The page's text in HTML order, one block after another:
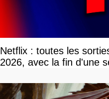
Netflix : toutes les
2026, avec la fin d'une